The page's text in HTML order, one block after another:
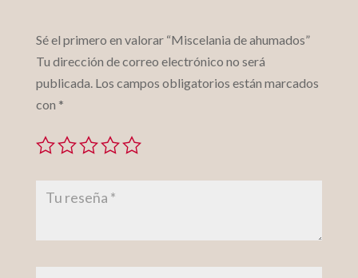
Sé el primero en valorar “Miscelania de ahumados”
Tu dirección de correo electrónico no será
publicada. Los campos obligatorios están marcados
con *